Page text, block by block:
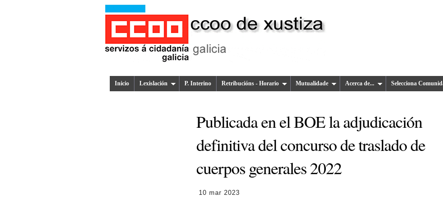
Inicio Lexislación P. Interino Retribucións - Horario Mutualidade Acerca de... Selecciona
Publicada en el BOE la adjudicación
definitiva del concurso de traslado de
cuerpos generales 2022
10 mar 2023